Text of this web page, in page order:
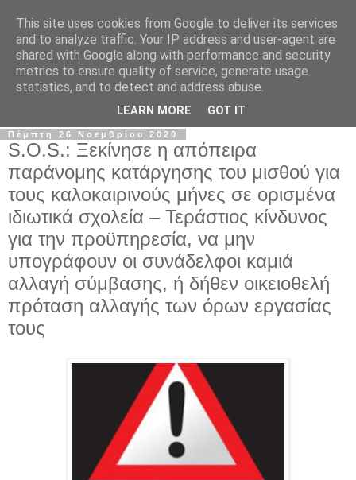
Σ.Ι.Ε.Λ.Β.Ε.
Ο επίσημος ιστότοπος του Συλλόγου Ιδιωτικών
Εκπαιδευτικών Λειτουργών Βόρειας Ελλάδας
Πέμπτη 26 Νοεμβρίου 2020
S.O.S.: Ξεκίνησε η απόπειρα
παράνομης κατάργησης του μισθού για
τους καλοκαιρινούς μήνες σε ορισμένα
ιδιωτικά σχολεία – Τεράστιος κίνδυνος
για την προϋπηρεσία, να μην
υπογράφουν οι συνάδελφοι καμιά
αλλαγή σύμβασης, ή δήθεν οικειοθελή
πρόταση αλλαγής των όρων εργασίας
τους
This site uses cookies from Google to deliver its services
and to analyze traffic. Your IP address and user-agent are
shared with Google along with performance and security
metrics to ensure quality of service, generate usage
statistics, and to detect and address abuse.
LEARN MORE GOT IT